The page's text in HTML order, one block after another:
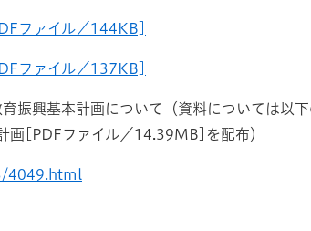
ファイル／144KB]
ファイル／137KB]
育振興基本計画について（資料については以
画[PDFファイル／14.39MB]を配布）
4049.html